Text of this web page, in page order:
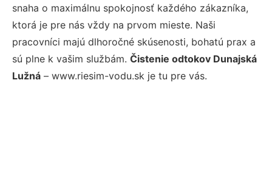
snaha o maximálnu spokojnosť každého zákazníka,
ktorá je pre nás vždy na prvom mieste. Naši
pracovníci majú dlhoročné skúsenosti, bohatú prax a
sú plne k vašim službám. Čistenie odtokov Dunajská
Lužná – www.riesim-vodu.sk je tu pre vás.